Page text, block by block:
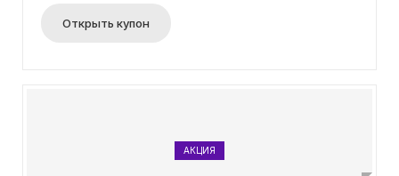
Открыть купон
АКЦИЯ